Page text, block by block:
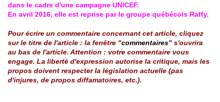
dans le cadre d'une campagne UNICEF.
En avril 2016, elle est reprise par le groupe québécois Raffy.
Pour écrire un commentaire concernant cet article, cliquez
sur le titre de l'article : la fenêtre "commentaires" s'ouvrira
au bas de l'article. Attention : votre commentaire vous
engage. La liberté d'expression autorise la critique, mais les
propos doivent respecter la législation actuelle (pas
d'injures, de propos diffamatoires, etc.).